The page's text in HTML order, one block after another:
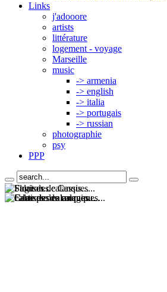
Links
j'adooore
artists
littérature
logement - voyage
Marseille
music
-> armenia
-> english
-> italia
-> portugais
-> russian
photographie
psy
PPP